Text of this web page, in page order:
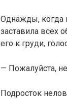
Однажды, когда
заставила всех
его к груди,
— Пожалуйста,
Подросток